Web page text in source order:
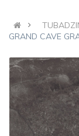
GRAND CAVE